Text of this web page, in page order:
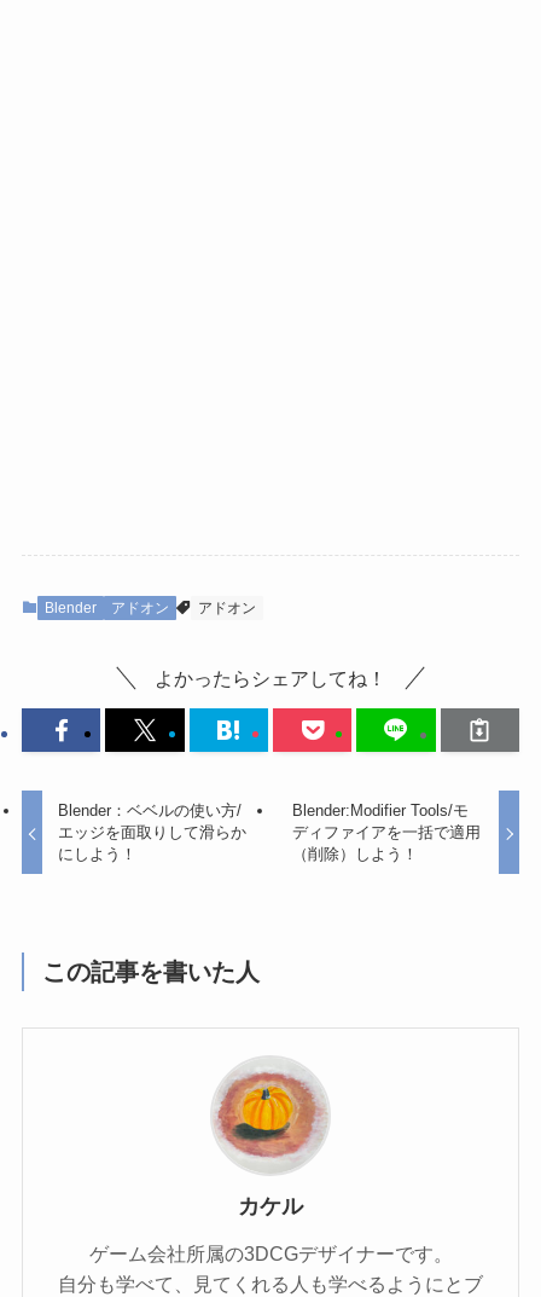
Blender アドオン アドオン
よかったらシェアしてね！
Blender：ベベルの使い方/
エッジを面取りして滑らか
にしよう！
Blender:Modifier Tools/モ
ディファイアを一括で適用
（削除）しよう！
この記事を書いた人
カケル
ゲーム会社所属の3DCGデザイナーです。
自分も学べて、見てくれる人も学べるようにとブ